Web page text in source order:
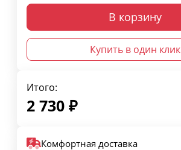
В корзину
Купить в один клик
Итого:
2 730 ₽
Комфортная доставка